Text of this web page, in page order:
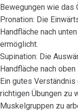
Bewegungen wie das
Pronation: Die
Handfläche nach
ermöglicht.
Supination: Die
Handfläche nach
Ein gutes
richtigen Übungen zu
Muskelgruppen zu